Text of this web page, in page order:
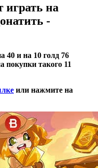
играть на
-
40 и на 10 голд 76
покупки такого 11
или нажмите на